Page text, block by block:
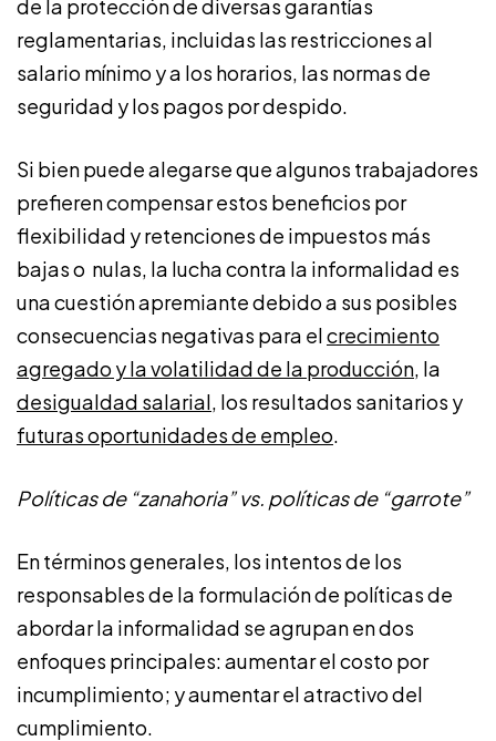
de la protección de diversas garantías
reglamentarias, incluidas las restricciones al
salario mínimo y a los horarios, las normas de
seguridad y los pagos por despido.
Si bien puede alegarse que algunos trabajadores
prefieren compensar estos beneficios por
flexibilidad y retenciones de impuestos más
bajas o nulas, la lucha contra la informalidad es
una cuestión apremiante debido a sus posibles
consecuencias negativas para elcrecimiento
agregado y la volatilidad de la producción, la
desigualdad salarial, los resultados sanitarios y
futuras oportunidades de empleo.
Políticas de “zanahoria” vs. políticas de “garrote”
En términos generales, los intentos de los
responsables de la formulación de políticas de
abordar la informalidad se agrupan en dos
enfoques principales: aumentar el costo por
incumplimiento; y aumentar el atractivo del
cumplimiento.